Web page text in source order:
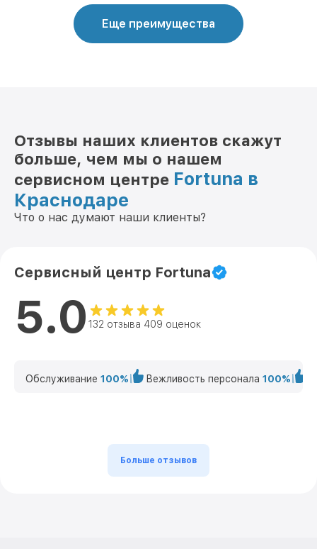
Еще преимущества
Отзывы наших клиентов скажут
больше, чем мы о нашем
сервисном центре Fortuna в
Краснодаре
Что о нас думают наши клиенты?
Сервисный центр Fortuna
5.0 132 отзыва 409 оценок
Обслуживание 100% Вежливость персонала 100%
Больше отзывов